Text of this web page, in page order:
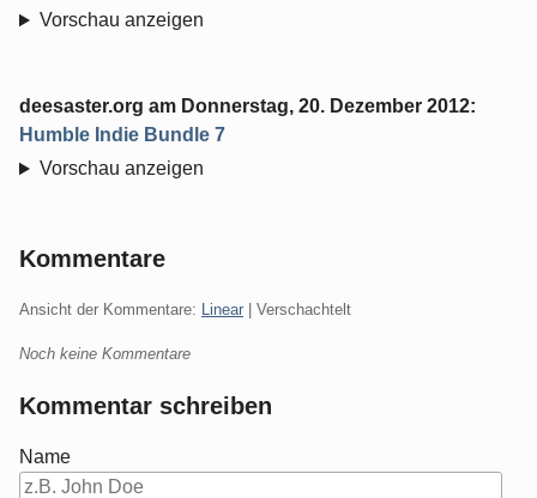
Vorschau anzeigen
deesaster.org am Donnerstag, 20. Dezember 2012:
Humble Indie Bundle 7
Vorschau anzeigen
Kommentare
Ansicht der Kommentare: Linear | Verschachtelt
Noch keine Kommentare
Kommentar schreiben
Name